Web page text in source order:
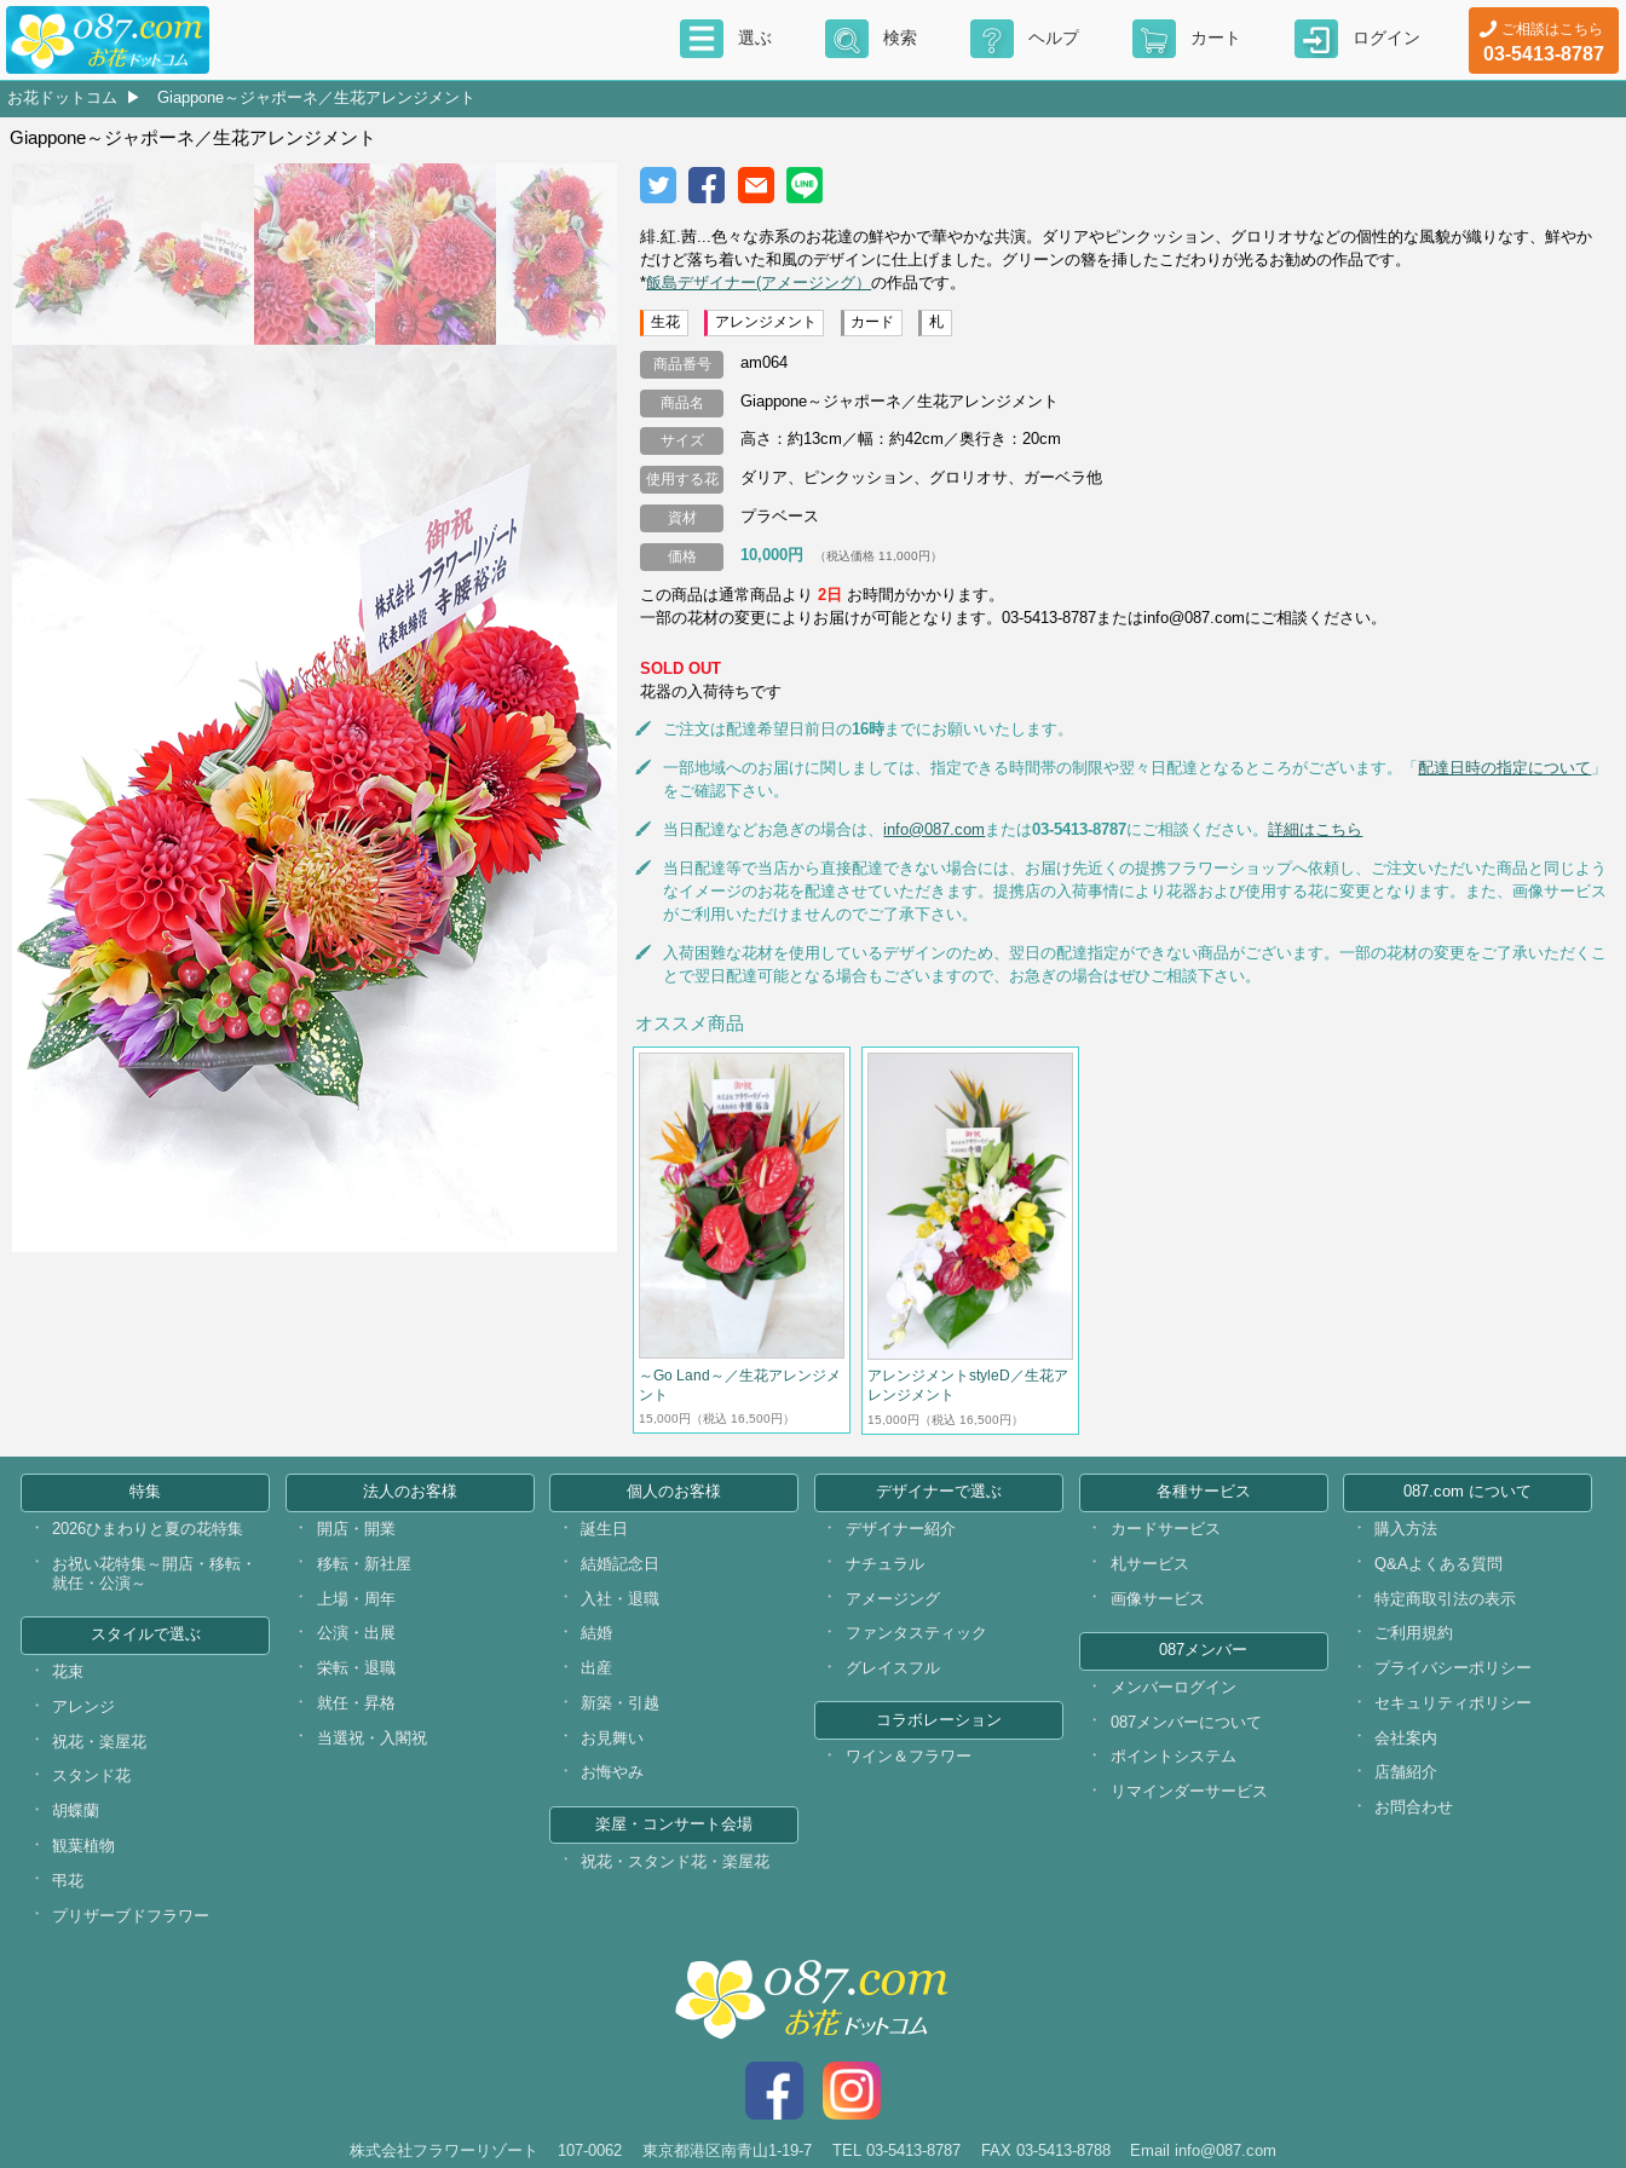
ご相談はこちら
03-5413-8787
選ぶ 検索 ヘルプ カート ログイン
お花ドットコム Giappone～ジャポーネ／生花アレンジメント
Giappone～ジャポーネ／生花アレンジメント
緋.紅.茜...色々な赤系のお花達の鮮やかで華やかな共演。ダリアやピンクッション、グロリオサなどの個性的な風貌が織りなす、鮮やか
だけど落ち着いた和風のデザインに仕上げました。グリーンの簪を挿したこだわりが光るお勧めの作品です。
*飯島デザイナー(アメージング）の作品です。
生花 アレンジメント カード 札
商品番号 am064
商品名 Giappone～ジャポーネ／生花アレンジメント
サイズ 高さ：約13cm／幅：約42cm／奥行き：20cm
使用する花 ダリア、ピンクッション、グロリオサ、ガーベラ他
資材 プラベース
価格 10,000円 （税込価格 11,000円）
この商品は通常商品より2日 お時間がかかります。
一部の花材の変更によりお届けが可能となります。03-5413-8787またはinfo@087.comにご相談ください。
SOLD OUT
花器の入荷待ちです
ご注文は配達希望日前日の16時までにお願いいたします。
一部地域へのお届けに関しましては、指定できる時間帯の制限や翌々日配達となるところがございます。「配達日時の指定について 」
をご確認下さい。
当日配達などお急ぎの場合は、info@087.com または03-5413-8787にご相談ください。詳細はこちら
当日配達等で当店から直接配達できない場合には、お届け先近くの提携フラワーショップへ依頼し、ご注文いただいた商品と同じよう
なイメージのお花を配達させていただきます。提携店の入荷事情により花器および使用する花に変更となります。また、画像サービス
がご利用いただけませんのでご了承下さい。
入荷困難な花材を使用しているデザインのため、翌日の配達指定ができない商品がございます。一部の花材の変更をご了承いただくこ
とで翌日配達可能となる場合もございますので、お急ぎの場合はぜひご相談下さい。
オススメ商品
～Go Land～／生花アレンジメ
ント
15,000円 （税込 16,500円）
アレンジメントstyleD／生花ア
レンジメント
15,000円 （税込 16,500円）
特集
2026ひまわりと夏の花特集
お祝い花特集～開店・移転・
就任・公演～
スタイルで選ぶ
花束
アレンジ
祝花・楽屋花
スタンド花
胡蝶蘭
観葉植物
弔花
プリザーブドフラワー
法人のお客様
開店・開業
移転・新社屋
上場・周年
公演・出展
栄転・退職
就任・昇格
当選祝・入閣祝
個人のお客様
誕生日
結婚記念日
入社・退職
結婚
出産
新築・引越
お見舞い
お悔やみ
楽屋・コンサート会場
祝花・スタンド花・楽屋花
デザイナーで選ぶ
デザイナー紹介
ナチュラル
アメージング
ファンタスティック
グレイスフル
コラボレーション
ワイン＆フラワー
各種サービス
カードサービス
札サービス
画像サービス
087メンバー
メンバーログイン
087メンバーについて
ポイントシステム
リマインダーサービス
087.com について
購入方法
Q&Aよくある質問
特定商取引法の表示
ご利用規約
プライバシーポリシー
セキュリティポリシー
会社案内
店舗紹介
お問合わせ
株式会社フラワーリゾート 107-0062 東京都港区南青山1-19-7 TEL 03-5413-8787 FAX 03-5413-8788 Email info@087.com